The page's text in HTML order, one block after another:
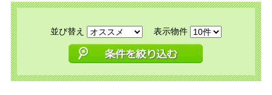
並び替え 表示物件